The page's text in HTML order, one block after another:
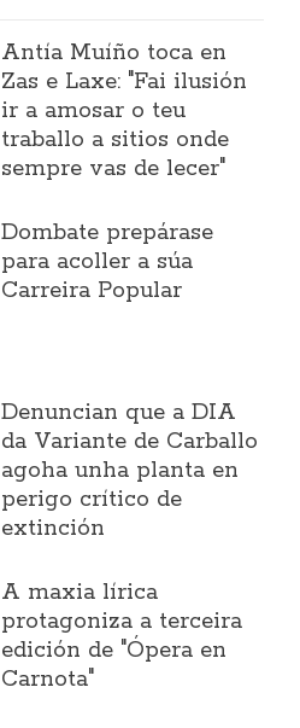
Antía Muíño toca en
Zas e Laxe: "Fai ilusión
ir a amosar o teu
traballo a sitios onde
sempre vas de lecer"
Dombate prepárase
para acoller a súa
Carreira Popular
Denuncian que a DIA
da Variante de Carballo
agoha unha planta en
perigo crítico de
extinción
A maxia lírica
protagoniza a terceira
edición de "Ópera en
Carnota"